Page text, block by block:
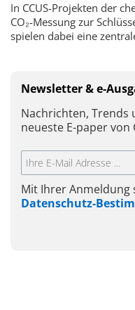
In CCUS-Projekten der
CO₂-Messung zur
spielen dabei eine
Newsletter & e-
Nachrichten, Trends
neueste E-paper von
Mit Ihrer Anmeldung
Datenschutz-